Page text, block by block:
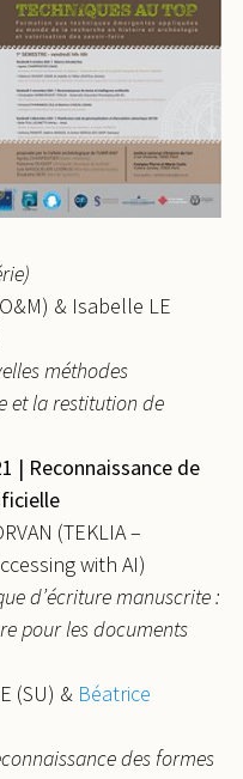
& Isabelle LE
méthodes
et la restitution de
| Reconnaissance de
(TEKLIA –
with AI)
d’écriture manuscrite :
pour les documents
(SU) & Béatrice
des formes